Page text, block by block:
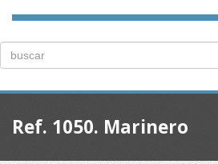
Ref. 1050. Marinero